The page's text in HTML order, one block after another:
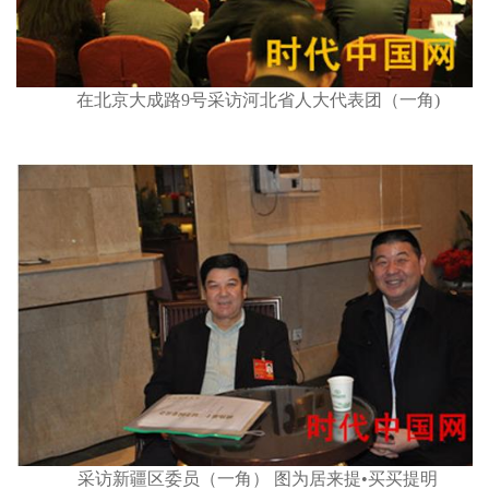
在北京大成路9号采访河北省人大代表团（一角)
采访新疆区委员（一角） 图为居来提•买买提明